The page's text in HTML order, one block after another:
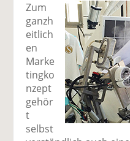
Zum
ganzh
eitlich
en
Marke
tingko
nzept
gehör
t
selbst